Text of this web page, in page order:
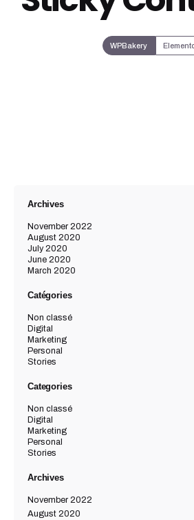
WPBakery
Archives
November 2022
August 2020
July 2020
June 2020
March 2020
Catégories
Non classé
Digital
Marketing
Personal
Stories
Categories
Non classé
Digital
Marketing
Personal
Stories
Archives
November 2022
August 2020